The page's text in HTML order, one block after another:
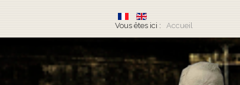
Vous êtes ici : Accueil